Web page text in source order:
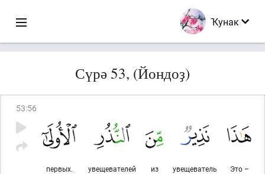
Ҡунак
Сүрә 53, (Йондоҙ)
53:56
Это –
увещеватель
из
увещевателей
первых.